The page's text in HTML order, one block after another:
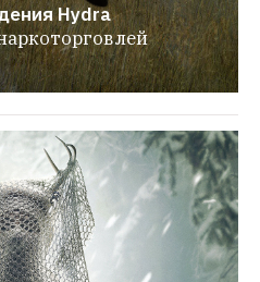
Hydra